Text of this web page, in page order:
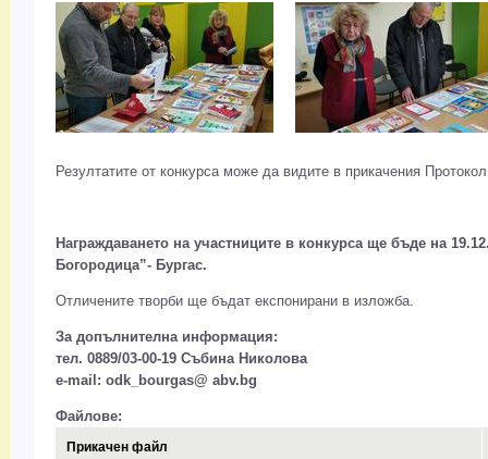
Резултатите от конкурса може да видите в прикачения
Награждаването на участниците в конкурса ще бъде на
Богородица”- Бургас.
Отличените творби ще бъдат експонирани в изложба.
За допълнителна информация:
тел. 0889/03-00-19 Събина Николова
e-mail: odk_bourgas@ abv.bg
Файлове:
Прикачен файл